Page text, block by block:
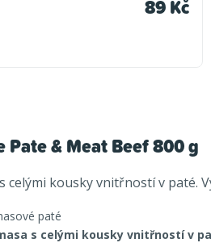
89 Kč
Pate & Meat Beef 800 g
celými kousky vnitřností v paté.
paté
s celými kousky vnitřností v